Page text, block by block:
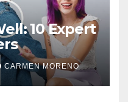
10 Expert
CARMEN MORENO